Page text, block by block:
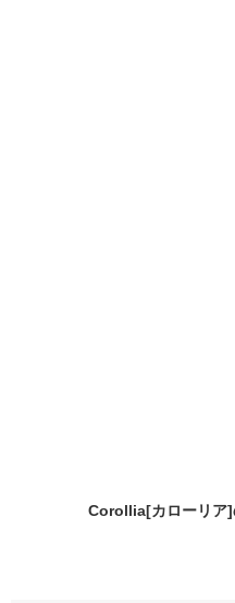
Corollia[カローリア]